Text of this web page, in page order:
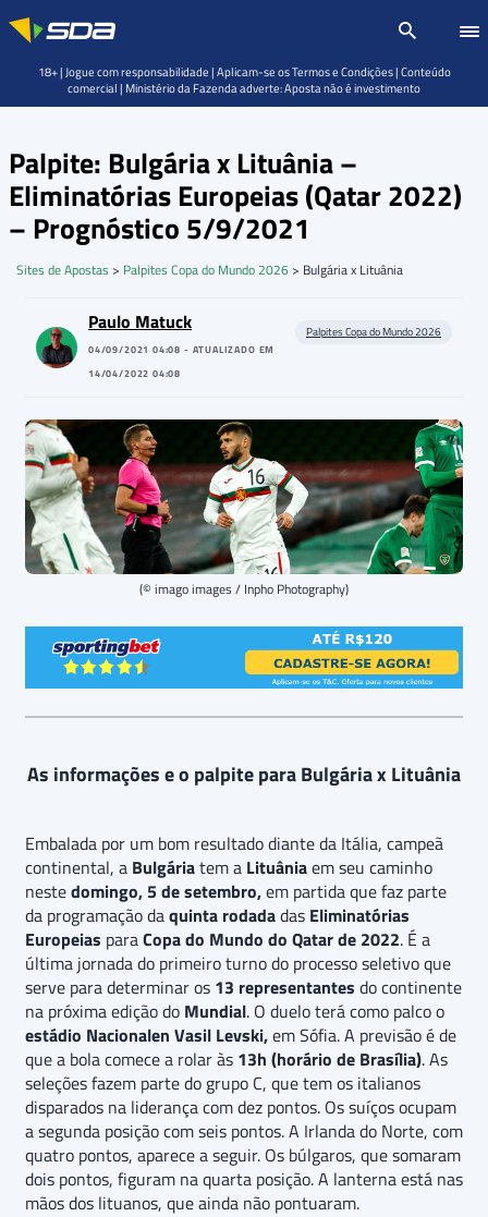
Palpite: Bulgária x Lituânia –
Eliminatórias Europeias (Qatar 2022)
– Prognóstico 5/9/2021
Sites de Apostas > Palpites Copa do Mundo 2026 > Bulgária x Lituânia
Paulo Matuck
04/09/2021 04:08 - ATUALIZADO EM
14/04/2022 04:08
Palpites Copa do Mundo 2026
(© imago images / Inpho Photography)
As informações e o palpite para Bulgária x Lituânia
Embalada por um bom resultado diante da Itália, campeã
continental, a Bulgáriatem a Lituâniaem seu caminho
nestedomingo, 5 de setembro,em partida que faz parte
da programação daquinta rodadadas Eliminatórias
Europeias paraCopa do Mundo do Qatar de 2022. É a
última jornada do primeiro turno do processo seletivo que
serve para determinar os 13 representantes do continente
na próxima edição do Mundial. O duelo terá como palco o
estádio Nacionalen Vasil Levski,em Sófia. A previsão é de
que a bola comece a rolar às 13h (horário de Brasília). As
seleções fazem parte do grupo C, que tem os italianos
disparados na liderança com dez pontos. Os suíços ocupam
a segunda posição com seis pontos. A Irlanda do Norte, com
quatro pontos, aparece a seguir. Os búlgaros, que somaram
dois pontos, figuram na quarta posição. A lanterna está nas
mãos dos lituanos, que ainda não pontuaram.
18+ | Jogue com responsabilidade | Aplicam-se os Termos e Condições | Conteúdo
comercial | Ministério da Fazenda adverte: Aposta não é investimento